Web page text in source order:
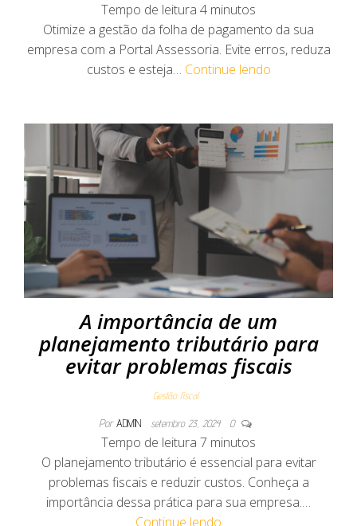
Tempo de leitura 4 minutos
Otimize a gestão da folha de pagamento da sua
empresa com a Portal Assessoria. Evite erros, reduza
custos e esteja… Continue lendo
A importância de um
planejamento tributário para
evitar problemas fiscais
Gestão fiscal
Por ADMIN setembro 23, 2024 0
Tempo de leitura 7 minutos
O planejamento tributário é essencial para evitar
problemas fiscais e reduzir custos. Conheça a
importância dessa prática para sua empresa.…
Continue lendo